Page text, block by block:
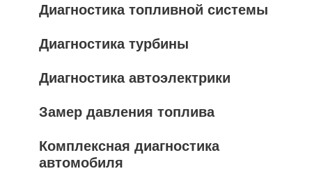
Диагностика топливной системы
Диагностика турбины
Диагностика автоэлектрики
Замер давления топлива
Комплексная диагностика
автомобиля